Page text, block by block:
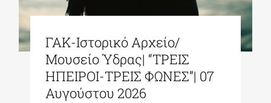
ΓΑΚ-Ιστορικό Αρχείο/
Μουσείο Ύδρας| “ΤΡΕΙΣ
ΗΠΕΙΡΟΙ-ΤΡΕΙΣ ΦΩΝΕΣ”| 07
Αυγούστου 2026